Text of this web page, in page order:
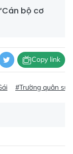
bộ cơ
Copy link
#Trường quân sự